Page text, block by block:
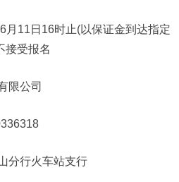
月11日16时止(以保证金到达指定
接受报名
限公司
分行火车站支行